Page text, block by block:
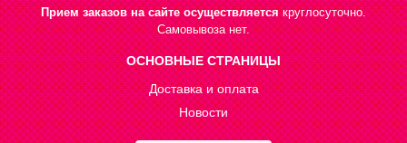
Прием заказов на сайте осуществляетсякруглосуточно.
Самовывоза нет.
ОСНОВНЫЕ СТРАНИЦЫ
Доставка и оплата
Новости